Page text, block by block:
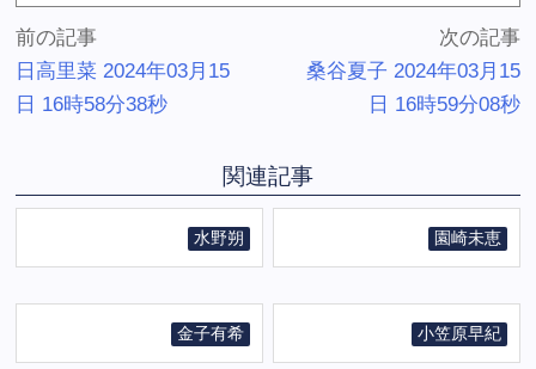
前の記事
日高里菜 2024年03月15
日 16時58分38秒
次の記事
桑谷夏子 2024年03月15
日 16時59分08秒
関連記事
水野朔 園崎未恵
金子有希 小笠原早紀